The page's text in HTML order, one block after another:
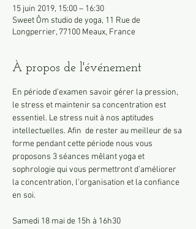
15 juin 2019, 15:00 – 16:30
Sweet Ôm studio de yoga, 11 Rue de
Longperrier, 77100 Meaux, France
À propos de l'événement
En période d’examen savoir gérer la pression,
le stress et maintenir sa concentration est
essentiel. Le stress nuit à nos aptitudes
intellectuelles. Afin  de rester au meilleur de sa
forme pendant cette période nous vous
proposons 3 séances mêlant yoga et
sophrologie qui vous permettront d’améliorer
la concentration, l’organisation et la confiance
en soi.
Samedi 18 mai de 15h à 16h30